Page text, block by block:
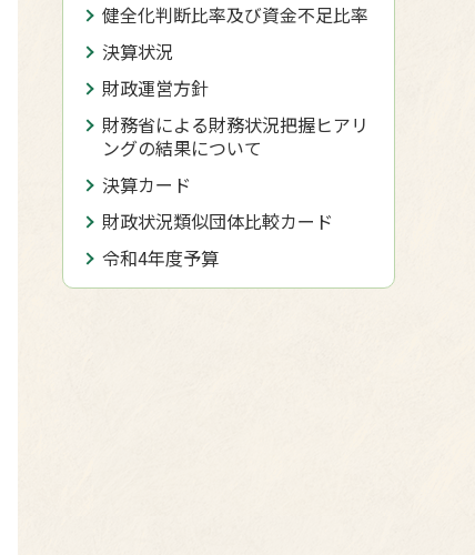
健全化判断比率及び資金不足比率
決算状況
財政運営方針
財務省による財務状況把握ヒアリ
ングの結果について
決算カード
財政状況類似団体比較カード
令和4年度予算